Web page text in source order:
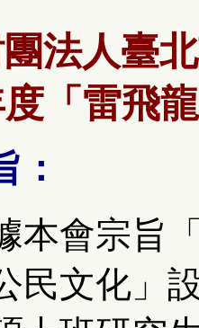
團法人臺
「 雷飛
：
本會宗旨
民文化」